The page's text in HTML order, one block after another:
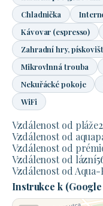
Chladnička
Kávovar (espresso)
Zahradní hry,
Mikrovlnná trouba
Nekuřácké pokoje
WiFi
Vzdálenost od pláže
Vzdálenost od
Vzdálenost od
Vzdálenost od lázní
Vzdálenost od Aqua-
Instrukce k